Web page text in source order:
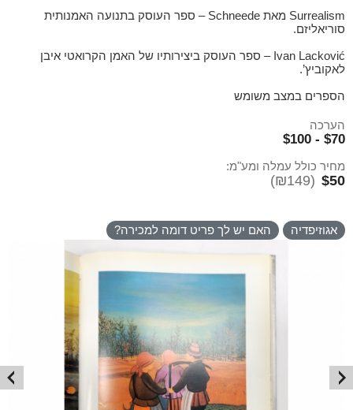
Surrealism מאת Schneede – ספר העוסק בתנועה האמנותית
סוריאליזם.
Ivan Lacković – ספר העוסק ביצירותיו של האמן הקרואטי איבן
לאקוביץ’.
הספרים במצב משומש
הערכה
$70 - $100
מחיר כולל עמלה ומע"מ:
$50
(₪149)
אגוזיפדיה האם יש לך פריט דומה למכירה?